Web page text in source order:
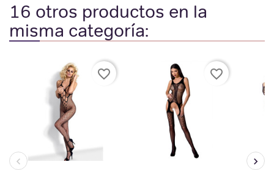
16 otros productos en la
misma categoría:
favorite_border favorite_border